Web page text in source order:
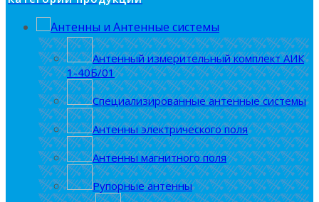
Антенны и Антенные системы
Антенный измерительный комплект АИК
1-40Б/01
Специализированные антенные системы
Антенны электрического поля
Антенны магнитного поля
Рупорные антенны